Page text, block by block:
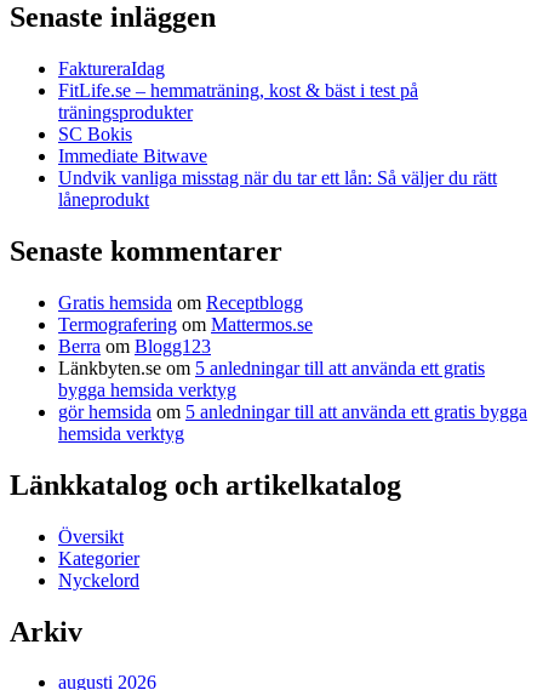
Senaste inläggen
FaktureraIdag
FitLife.se – hemmaträning, kost & bäst i test på
träningsprodukter
SC Bokis
Immediate Bitwave
Undvik vanliga misstag när du tar ett lån: Så väljer du rätt
låneprodukt
Senaste kommentarer
Gratis hemsida om Receptblogg
Termografering om Mattermos.se
Berra om Blogg123
Länkbyten.se om 5 anledningar till att använda ett gratis
bygga hemsida verktyg
gör hemsida om 5 anledningar till att använda ett gratis bygga
hemsida verktyg
Länkkatalog och artikelkatalog
Översikt
Kategorier
Nyckelord
Arkiv
augusti 2026